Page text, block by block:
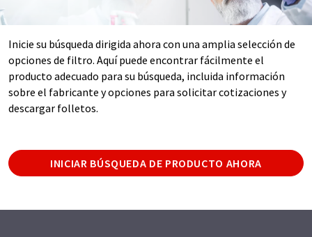
Inicie su búsqueda dirigida ahora con una amplia selección de
opciones de filtro. Aquí puede encontrar fácilmente el
producto adecuado para su búsqueda, incluida información
sobre el fabricante y opciones para solicitar cotizaciones y
descargar folletos.
INICIAR BÚSQUEDA DE PRODUCTO AHORA